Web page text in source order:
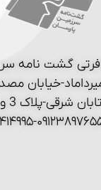
گشت نامه
خیابان
شرقی-پلاک 3 واحد 15